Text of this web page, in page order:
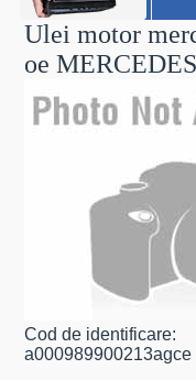
Ulei motor
oe
Cod de identificare:
a000989900213agce